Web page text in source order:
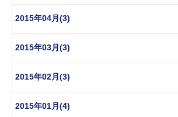
2015年04月(3)
2015年03月(3)
2015年02月(3)
2015年01月(4)